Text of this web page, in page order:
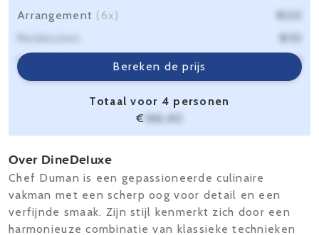
Bereken de prijs
Arrangement (6x)
€20
Reiskosten
€10
Servicekosten
€6,40
Totaal voor 4 personen
€ 166,40
Over DineDeluxe
Chef Duman is een gepassioneerde culinaire
vakman met een scherp oog voor detail en een
verfijnde smaak. Zijn stijl kenmerkt zich door een
harmonieuze combinatie van klassieke technieken